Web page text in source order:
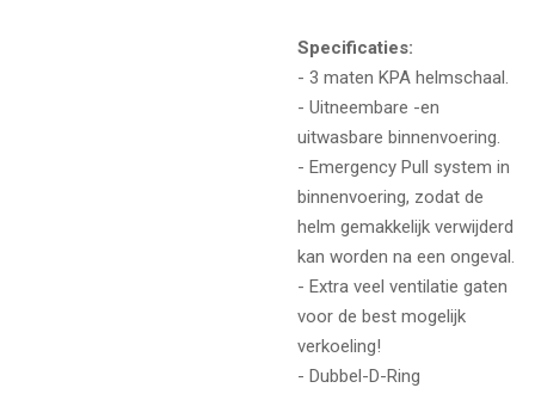
Specificaties:
- 3 maten KPA helmschaal.
- Uitneembare -en
uitwasbare binnenvoering.
- Emergency Pull system in
binnenvoering, zodat de
helm gemakkelijk verwijderd
kan worden na een ongeval.
- Extra veel ventilatie gaten
voor de best mogelijk
verkoeling!
- Dubbel-D-Ring